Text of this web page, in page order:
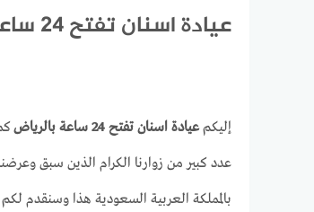
عيادة اسنان تفتح 24 ساعة بالرياض
إليكمعيادة اسنان تفتح 24 ساعة بالرياض
عدد كبير من زوارنا الكرام الذين سبق
بالمملكة العربية السعودية هذا وسنقدم